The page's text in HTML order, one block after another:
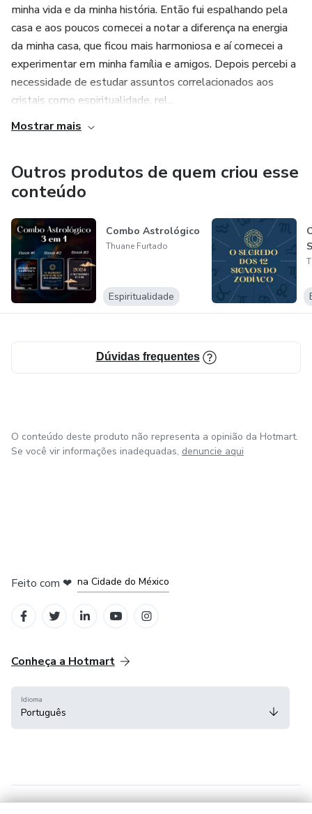
* A grande mensagem dos Anjos e do Universo revelado
* Bônus: Música para se conectar com seu Anjo Protetor e
Diário dos Anjos
Obs.: E-book possui 116 páginas
minha vida e da minha história. Então fui espalhando pela
casa e aos poucos comecei a notar a diferença na energia
da minha casa, que ficou mais harmoniosa e aí comecei a
experimentar em minha família e amigos. Depois percebi a
necessidade de estudar assuntos correlacionados aos
cristais como espiritualidade, rel...
Mostrar mais
Outros produtos de quem criou esse
conteúdo
Combo Astrológico
Thuane Furtado
Espiritualidade
Dúvidas frequentes
O conteúdo deste produto não representa a opinião da Hotmart.
Se você vir informações inadequadas, denuncie aqui
Feito com ❤ na Cidade do México
Conheça a Hotmart
Idioma
Português